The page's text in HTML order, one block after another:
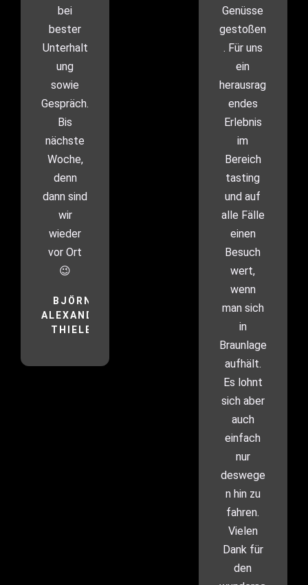
bei
bester
Unterhalt
ung
sowie
Gespräch.
Bis
nächste
Woche,
denn
dann sind
wir
wieder
vor Ort
😉
BJÖRN-
ALEXANDER
THIELER
Genüsse
gestoßen
. Für uns
ein
herausrag
endes
Erlebnis
im
Bereich
tasting
und auf
alle Fälle
einen
Besuch
wert,
wenn
man sich
in
Braunlage
aufhält.
Es lohnt
sich aber
auch
einfach
nur
deswege
n hin zu
fahren.
Vielen
Dank für
den